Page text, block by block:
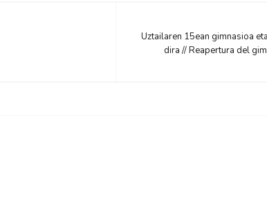
Uztailaren 15ean gimnasioa
dira // Reapertura del